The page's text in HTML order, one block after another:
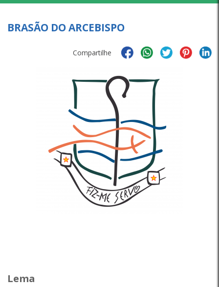
BRASÃO DO ARCEBISPO
Compartilhe
Lema